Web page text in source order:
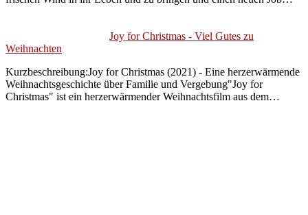
Joy for Christmas - Viel Gutes zu
Weihnachten
Kurzbeschreibung:Joy for Christmas (2021) - Eine herzerwärmende
Weihnachtsgeschichte über Familie und Vergebung"Joy for
Christmas" ist ein herzerwärmender Weihnachtsfilm aus dem…